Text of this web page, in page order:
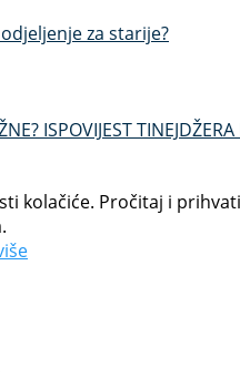
za starije?
ISPOVIJEST TINEJDŽERA
kolačiće. Pročitaj i